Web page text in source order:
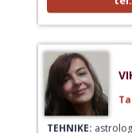
TEHNIKE: